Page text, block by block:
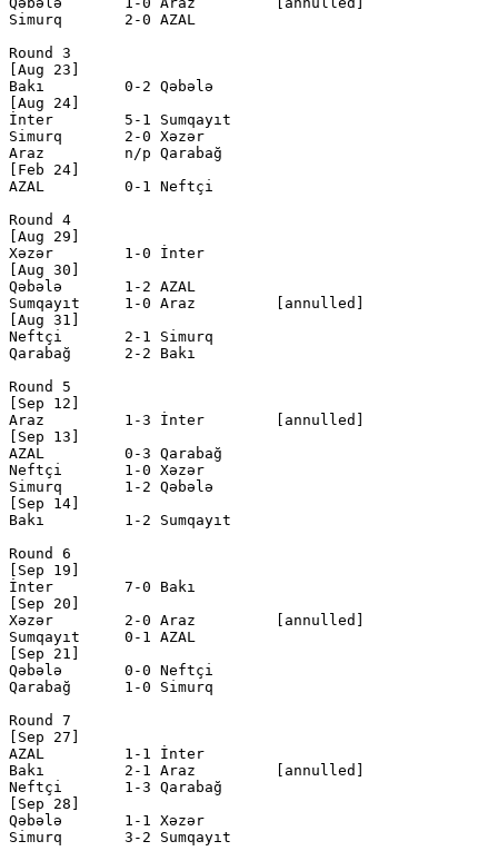
Simurq       2-0 AZAL
Round 3
[Aug 23]
Bakı         0-2 Qəbələ
[Aug 24]
İnter        5-1 Sumqayıt
Simurq       2-0 Xəzər
Araz         n/p Qarabağ
[Feb 24]
AZAL         0-1 Neftçi
Round 4
[Aug 29]
Xəzər        1-0 İnter
[Aug 30]
Qəbələ       1-2 AZAL
Sumqayıt     1-0 Araz         [annulled]
[Aug 31]
Neftçi       2-1 Simurq
Qarabağ      2-2 Bakı
Round 5
[Sep 12]
Araz         1-3 İnter        [annulled]
[Sep 13]
AZAL         0-3 Qarabağ
Neftçi       1-0 Xəzər
Simurq       1-2 Qəbələ
[Sep 14]
Bakı         1-2 Sumqayıt
Round 6
[Sep 19]
İnter        7-0 Bakı
[Sep 20]
Xəzər        2-0 Araz         [annulled]
Sumqayıt     0-1 AZAL
[Sep 21]
Qəbələ       0-0 Neftçi
Qarabağ      1-0 Simurq
Round 7
[Sep 27]
AZAL         1-1 İnter
Bakı         2-1 Araz         [annulled]
Neftçi       1-3 Qarabağ
[Sep 28]
Qəbələ       1-1 Xəzər
Simurq       3-2 Sumqayıt